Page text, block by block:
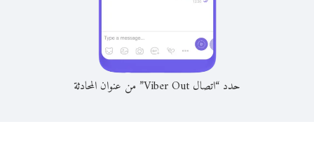
حدد “اتصال Viber Out” من عنوان المحادثة